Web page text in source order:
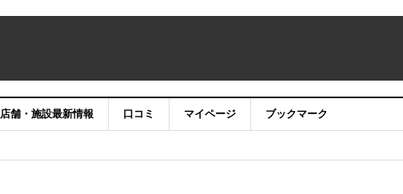
店舗・施設最新情報 口コミ マイページ ブックマーク